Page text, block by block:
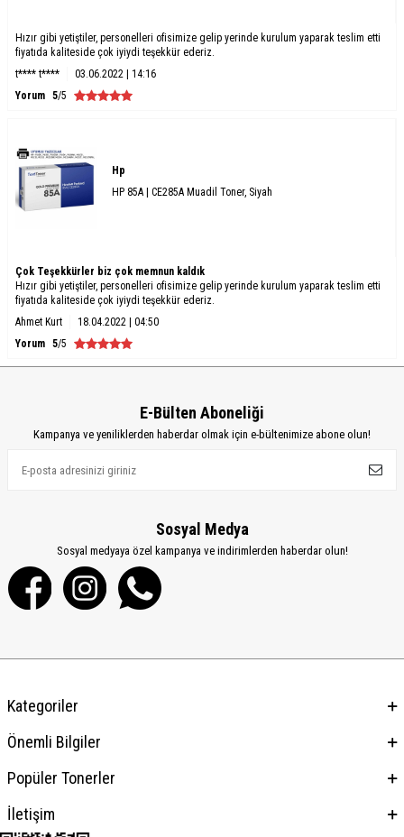
Hızır gibi yetiştiler, personelleri ofisimize gelip yerinde kurulum yaparak teslim etti
fiyatıda kaliteside çok iyiydi teşekkür ederiz.
t**** t****
03.06.2022 | 14:16
Yorum 5/5
Hp
HP 85A | CE285A Muadil Toner, Siyah
Çok Teşekkürler biz çok memnun kaldık
Hızır gibi yetiştiler, personelleri ofisimize gelip yerinde kurulum yaparak teslim etti
fiyatıda kaliteside çok iyiydi teşekkür ederiz.
Ahmet Kurt
18.04.2022 | 04:50
Yorum 5/5
E-Bülten Aboneliği
Kampanya ve yeniliklerden haberdar olmak için e-bültenimize abone olun!
Sosyal Medya
Sosyal medyaya özel kampanya ve indirimlerden haberdar olun!
Kategoriler
Önemli Bilgiler
Popüler Tonerler
İletişim